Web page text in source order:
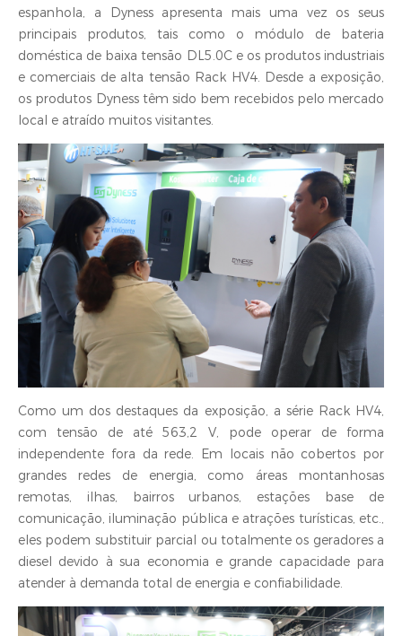
espanhola, a Dyness apresenta mais uma vez os seus
principais produtos, tais como o módulo de bateria
doméstica de baixa tensão DL5.0C e os produtos industriais
e comerciais de alta tensão Rack HV4. Desde a exposição,
os produtos Dyness têm sido bem recebidos pelo mercado
local e atraído muitos visitantes.
Como um dos destaques da exposição, a série Rack HV4,
com tensão de até 563,2 V, pode operar de forma
independente fora da rede. Em locais não cobertos por
grandes redes de energia, como áreas montanhosas
remotas, ilhas, bairros urbanos, estações base de
comunicação, iluminação pública e atrações turísticas, etc.,
eles podem substituir parcial ou totalmente os geradores a
diesel devido à sua economia e grande capacidade para
atender à demanda total de energia e confiabilidade.